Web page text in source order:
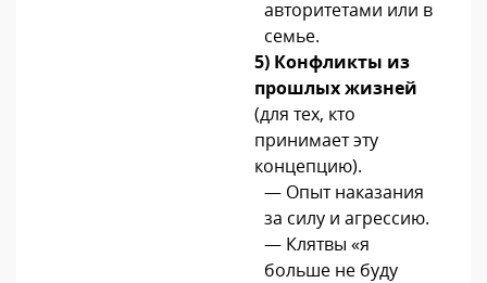
авторитетами или в
семье.
5) Конфликты из
прошлых жизней
(для тех, кто
принимает эту
концепцию).
— Опыт наказания
за силу и агрессию.
— Клятвы «я
больше не буду